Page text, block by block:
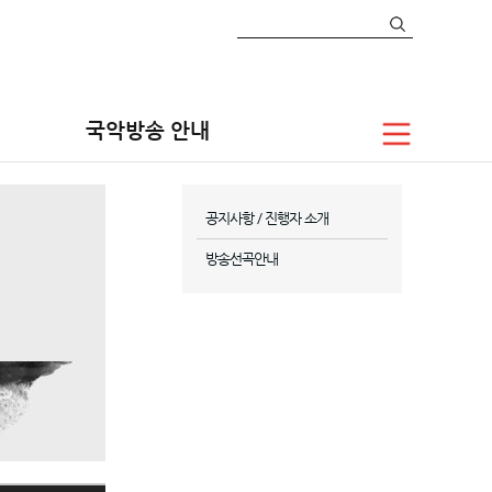
국악방송 안내
공지사항 / 진행자 소개
방송선곡안내